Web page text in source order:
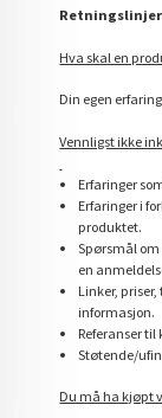
Hva skal en
Din egen
Vennligst ikke
Erfaringer
Erfaringer i
produktet.
Spørsmål
en
Linker,
informasjon.
Referanser
Støtende/
Du må ha kjøpt